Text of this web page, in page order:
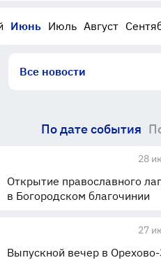
Июнь Июль Август
Все новости
По дате события
28
Открытие православного
в Богородском благочинии
27
Выпускной вечер в